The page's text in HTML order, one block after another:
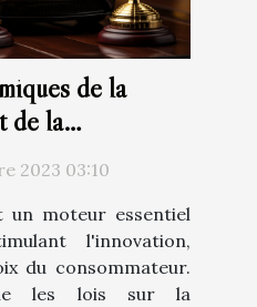
de la
de la
du marché
2023 03:10
un moteur essentiel
l'innovation,
du consommateur.
les lois sur la